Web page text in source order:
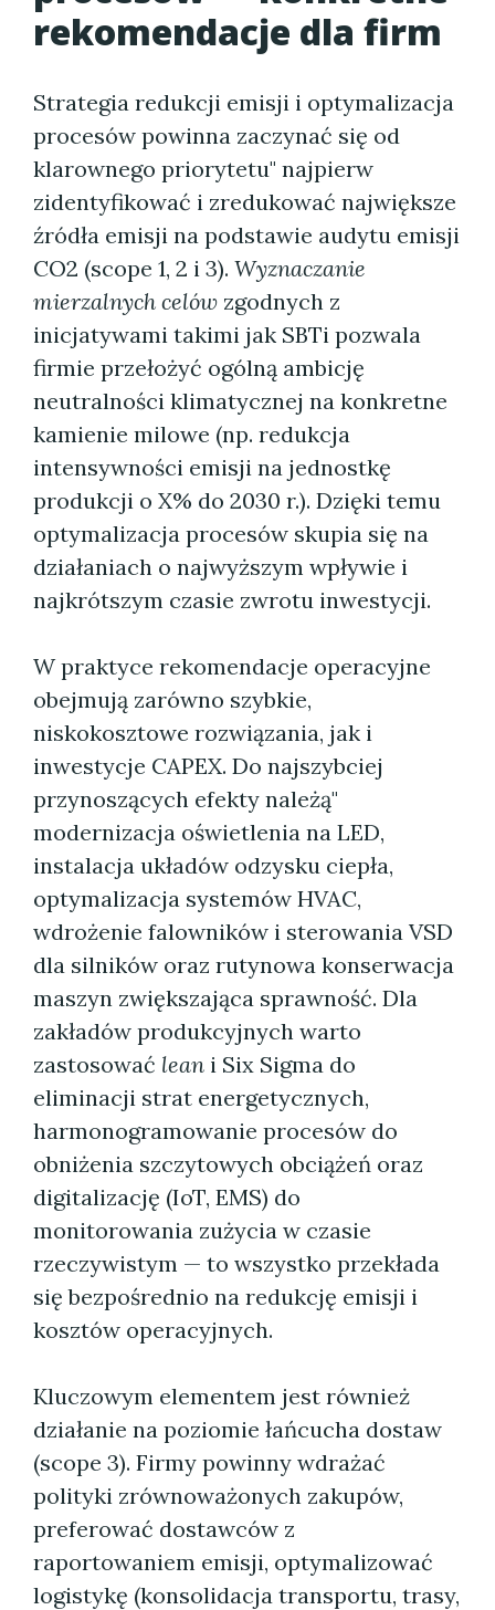
rekomendacje dla firm
Strategia redukcji emisji i optymalizacja
procesów powinna zaczynać się od
klarownego priorytetu" najpierw
zidentyfikować i zredukować największe
źródła emisji na podstawie audytu emisji
CO2 (scope 1, 2 i 3). Wyznaczanie
mierzalnych celów zgodnych z
inicjatywami takimi jak SBTi pozwala
firmie przełożyć ogólną ambicję
neutralności klimatycznej na konkretne
kamienie milowe (np. redukcja
intensywności emisji na jednostkę
produkcji o X% do 2030 r.). Dzięki temu
optymalizacja procesów skupia się na
działaniach o najwyższym wpływie i
najkrótszym czasie zwrotu inwestycji.
W praktyce rekomendacje operacyjne
obejmują zarówno szybkie,
niskokosztowe rozwiązania, jak i
inwestycje CAPEX. Do najszybciej
przynoszących efekty należą"
modernizacja oświetlenia na LED,
instalacja układów odzysku ciepła,
optymalizacja systemów HVAC,
wdrożenie falowników i sterowania VSD
dla silników oraz rutynowa konserwacja
maszyn zwiększająca sprawność. Dla
zakładów produkcyjnych warto
zastosować lean i Six Sigma do
eliminacji strat energetycznych,
harmonogramowanie procesów do
obniżenia szczytowych obciążeń oraz
digitalizację (IoT, EMS) do
monitorowania zużycia w czasie
rzeczywistym — to wszystko przekłada
się bezpośrednio na redukcję emisji i
kosztów operacyjnych.
Kluczowym elementem jest również
działanie na poziomie łańcucha dostaw
(scope 3). Firmy powinny wdrażać
polityki zrównoważonych zakupów,
preferować dostawców z
raportowaniem emisji, optymalizować
logistykę (konsolidacja transportu, trasy,